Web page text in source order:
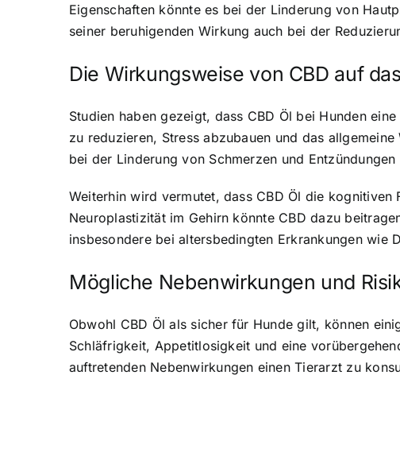
Eigenschaften könnte es bei der Linderung von
seiner beruhigenden Wirkung auch bei der
Die Wirkungsweise von CBD auf
Studien haben gezeigt, dass CBD Öl bei Hunden
zu reduzieren, Stress abzubauen und das
bei der Linderung von Schmerzen und
Weiterhin wird vermutet, dass CBD Öl die kognitiven
Neuroplastizität im Gehirn könnte CBD dazu
insbesondere bei altersbedingten Erkrankungen wie
Mögliche Nebenwirkungen und
Obwohl CBD Öl als sicher für Hunde gilt, können
Schläfrigkeit, Appetitlosigkeit und eine
auftretenden Nebenwirkungen einen Tierarzt zu